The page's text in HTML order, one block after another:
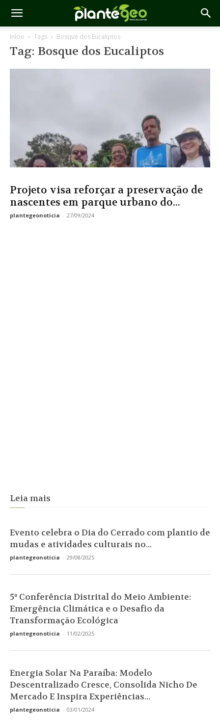
Início Tags Bosque dos Eucaliptos
Tag: Bosque dos Eucaliptos
Projeto visa reforçar a preservação de
nascentes em parque urbano do...
plantegeonoticia - 27/09/2024
Leia mais
Evento celebra o Dia do Cerrado com plantio de
mudas e atividades culturais no...
plantegeonoticia - 29/08/2025
5ª Conferência Distrital do Meio Ambiente:
Emergência Climática e o Desafio da
Transformação Ecológica
plantegeonoticia - 11/02/2025
Energia Solar Na Paraíba: Modelo
Descentralizado Cresce, Consolida Nicho De
Mercado E Inspira Experiências...
plantegeonoticia - 03/01/2024